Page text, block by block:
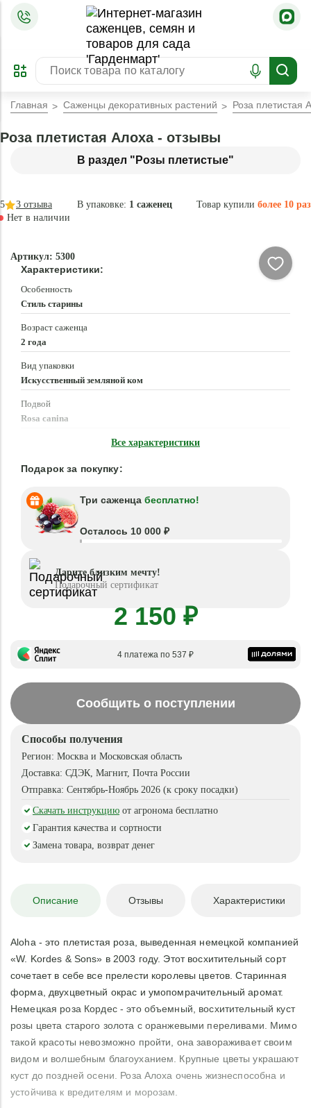
ПРЕДЗАКАЗ
ЗАБРОНИРОВАТЬ
ЛУЧШЕЕ
Главная Саженцы декоративных растений Роза плетистая
В раздел "Розы плетистые"
Роза плетистая Алоха - отзывы
В упаковке: 1 саженец Товар купили более 10 раз
5 3 отзыва
Нет в наличии
Артикул: 5300
Характеристики:
Особенность
Стиль старины
Возраст саженца
2 года
Вид упаковки
Искусственный земляной ком
Подвой
Rosa canina
Все характеристики
Подарок за покупку:
Три саженца бесплатно!
Осталось 10 000 ₽
Дарите близким мечту!
Подарочный сертификат
2 150 ₽
4 платежа по 537 ₽
Сообщить о поступлении
Способы получения
Регион: Москва и Московская область
Доставка: СДЭК, Магнит, Почта России
Отправка: Сентябрь-Ноябрь 2026 (к сроку посадки)
Скачать инструкцию от агронома бесплатно
Гарантия качества и сортности
Замена товара, возврат денег
Описание Отзывы Характеристики
Aloha - это плетистая роза, выведенная немецкой компанией
«W. Kordes & Sons» в 2003 году. Этот восхитительный сорт
сочетает в себе все прелести королевы цветов. Старинная
форма, двухцветный окрас и умопомрачительный аромат.
Немецкая роза Кордес - это объемный, восхитительный куст
розы цвета старого золота с оранжевыми переливами. Мимо
такой красоты невозможно пройти, она завораживает своим
видом и волшебным благоуханием. Крупные цветы украшают
куст до поздней осени. Роза Алоха очень жизнеспособна и
устойчива к вредителям и морозам.